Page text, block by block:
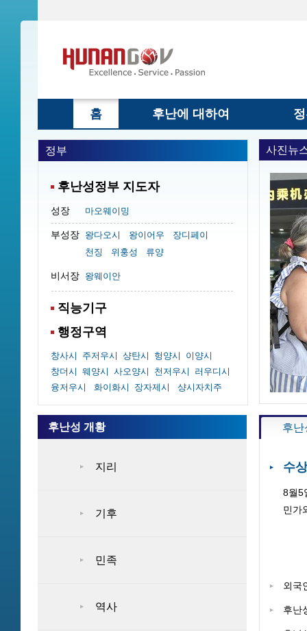
홈 후난에 대하여
정부
후난성정부 지도자
성장 마오웨이밍
부성장 왕다오시 왕이어우
장디페이
천징
위훙성 류양
비서장 왕웨이안
직능기구
행정구역
창사시 주저우시 샹탄시 헝양시
이양시
창더시 웨양시 사오양시 천저우시
러우디시
융저우시
화이화시 장자제시 샹시자치주
사진뉴
후난성 개황
지리
기후
민족
역사
후난
수
8월5
민가
외국
후난